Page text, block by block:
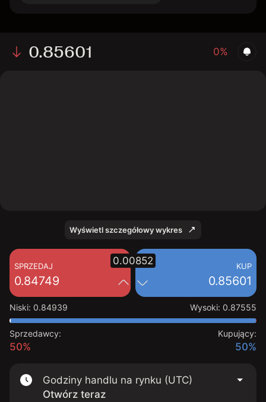
0.85601 0%
Wyświetl szczegółowy wykres
SPRZEDAJ
0.84749
KUP
0.85601
0.00852
Niski: 0.84939 Wysoki: 0.87555
Sprzedawcy:
50%
Kupujący:
50%
Godziny handlu na rynku (UTC)
Otwórz teraz